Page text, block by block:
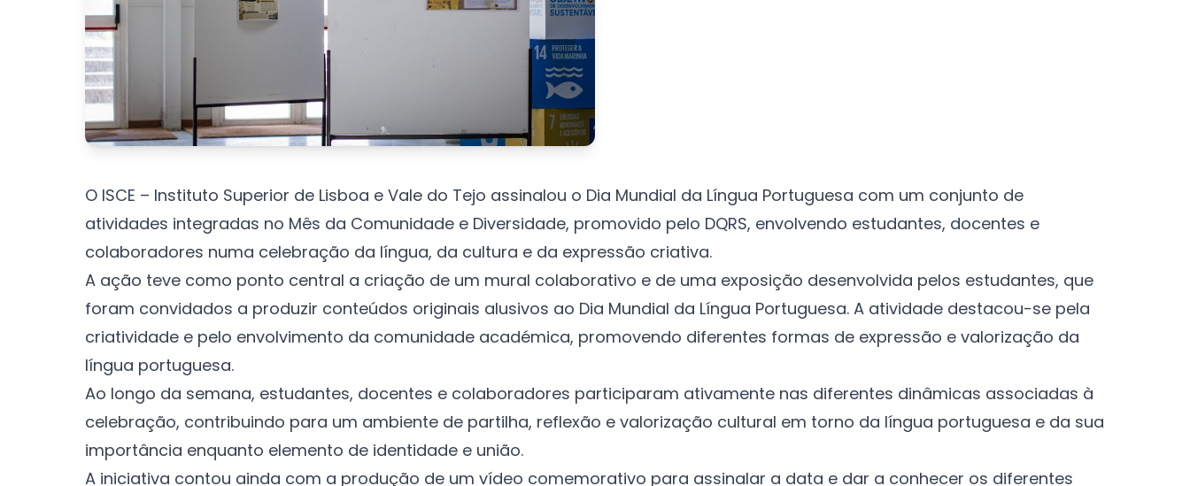
O ISCE – Instituto Superior de Lisboa e Vale do Tejo assinalou o Dia Mundial da Língua Portuguesa com um conjunto de
atividades integradas no Mês da Comunidade e Diversidade, promovido pelo DQRS, envolvendo estudantes, docentes e
colaboradores numa celebração da língua, da cultura e da expressão criativa.
A ação teve como ponto central a criação de um mural colaborativo e de uma exposição desenvolvida pelos estudantes, que
foram convidados a produzir conteúdos originais alusivos ao Dia Mundial da Língua Portuguesa. A atividade destacou-se pela
criatividade e pelo envolvimento da comunidade académica, promovendo diferentes formas de expressão e valorização da
língua portuguesa.
Ao longo da semana, estudantes, docentes e colaboradores participaram ativamente nas diferentes dinâmicas associadas à
celebração, contribuindo para um ambiente de partilha, reflexão e valorização cultural em torno da língua portuguesa e da sua
importância enquanto elemento de identidade e união.
A iniciativa contou ainda com a produção de um vídeo comemorativo para assinalar a data e dar a conhecer os diferentes